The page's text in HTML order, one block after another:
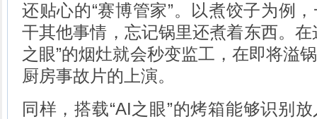
还贴心的“赛博管家”。以煮饺子为例
干其他事情，忘记锅里还煮着东西。
之眼”的烟灶就会秒变监工，在即将溢
厨房事故片的上演。
同样，搭载“AI之眼”的烤箱能够识别